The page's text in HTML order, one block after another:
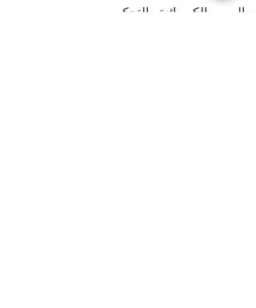
المرور الكهربائية والتحكم